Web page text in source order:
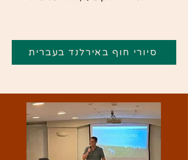
סיורי חוף באירלנד בעברית